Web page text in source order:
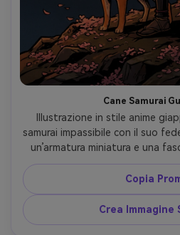
Cane Samurai
Illustrazione in stile anime
samurai impassibile con il suo
un’armatura miniatura e una
vento, silhouette marcata,
shading ad alto contrasto,
cinematografica, tessuti e pelo
epico, lente 85mm, profondità
Copia
Crea Immagine